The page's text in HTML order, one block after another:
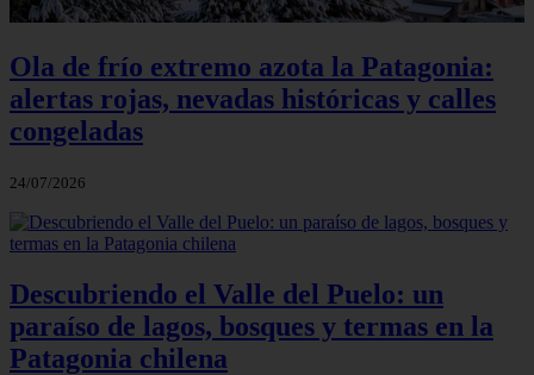
Ola de frío extremo azota la Patagonia:
alertas rojas, nevadas históricas y calles
congeladas
24/07/2026
Descubriendo el Valle del Puelo: un
paraíso de lagos, bosques y termas en la
Patagonia chilena